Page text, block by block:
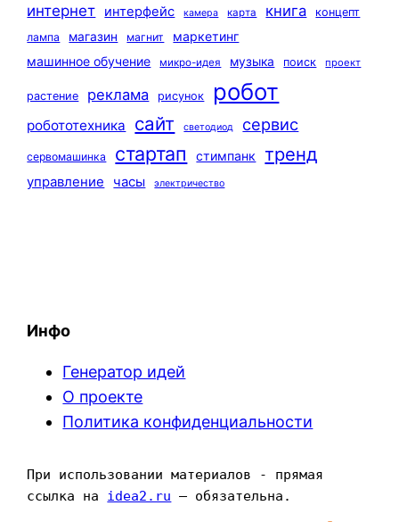
интернет интерфейс камера карта книга
концепт
лампа
магазин магнит
маркетинг
машинное обучение
микро-идея музыка поиск проект
растение реклама рисунок робот
робототехника сайт светодиод сервис
сервомашинка стартап стимпанк тренд
управление часы электричество
Инфо
Генератор идей
О проекте
Политика конфиденциальности
При использовании материалов - прямая
ссылка на idea2.ru — обязательна.